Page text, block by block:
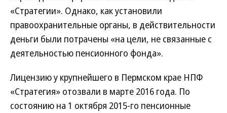
«Стратегии». Однако, как установили
правоохранительные органы, в действительности
деньги были потрачены «на цели, не связанные с
деятельностью пенсионного фонда».
Лицензию у крупнейшего в Пермском крае НПФ
«Стратегия» отозвали в марте 2016 года. По
состоянию на 1 октября 2015-го пенсионные